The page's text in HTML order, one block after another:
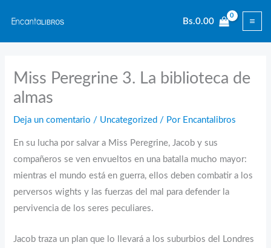
contenido
Bs.0.00
Miss Peregrine 3. La biblioteca de
almas
Deja un comentario / Uncategorized / Por Encantalibros
En su lucha por salvar a Miss Peregrine, Jacob y sus
compañeros se ven envueltos en una batalla mucho mayor:
mientras el mundo está en guerra, ellos deben combatir a los
perversos wights y las fuerzas del mal para defender la
pervivencia de los seres peculiares.
Jacob traza un plan que lo llevará a los suburbios del Londres